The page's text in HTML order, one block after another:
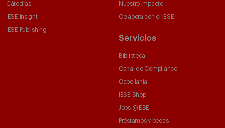
Cátedras
IESE Insight
IESE Publishing
Nuestro impacto
Colabora con el IESE
Servicios
Biblioteca
Canal de Compliance
Capellanía
IESE Shop
Jobs @IESE
Préstamos y becas